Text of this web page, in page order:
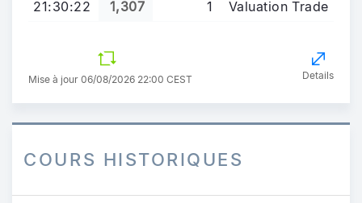
21:30:22
1,307 1 Valuation Trade
Mise à jour 06/08/2026 22:00 CEST Details
COURS HISTORIQUES